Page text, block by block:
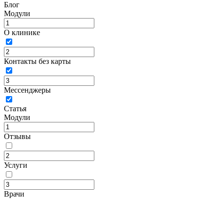
Блог
Модули
О клинике
Контакты без карты
Мессенджеры
Статья
Модули
Отзывы
Услуги
Врачи